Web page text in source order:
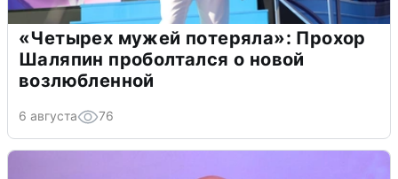
«Четырех мужей потеряла»: Прохор
Шаляпин проболтался о новой
возлюбленной
6 августа 76